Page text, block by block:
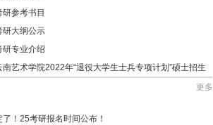
研参考书目
研大纲公示
研专业介绍
南艺术学院2022年“退役大学生士兵专项计划”硕士招生
更多
了！25考研报名时间公布！